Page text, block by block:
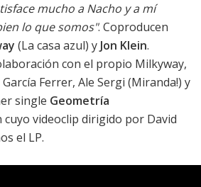
mucho a Nacho y a mí
lo que somos". Coproducen
(La casa azul) y Jon Klein.
con el propio Milkyway,
Ferrer, Ale Sergi (Miranda!) y
single Geometría
cuyo videoclip dirigido por David
el LP.